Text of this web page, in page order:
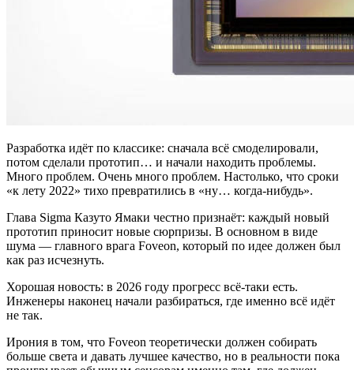
Разработка идёт по классике: сначала всё смоделировали,
потом сделали прототип… и начали находить проблемы.
Много проблем. Очень много проблем. Настолько, что сроки
«к лету 2022» тихо превратились в «ну… когда-нибудь».
Глава Sigma Казуто Ямаки честно признаёт: каждый новый
прототип приносит новые сюрпризы. В основном в виде
шума — главного врага Foveon, который по идее должен был
как раз исчезнуть.
Хорошая новость: в 2026 году прогресс всё-таки есть.
Инженеры наконец начали разбираться, где именно всё идёт
не так.
Ирония в том, что Foveon теоретически должен собирать
больше света и давать лучшее качество, но в реальности пока